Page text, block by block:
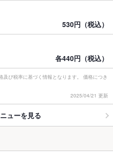
530円（税込）
各440円（税込）
び税率に基づく情報となります。 価格につき
2025/04/21 更新
ューを見る